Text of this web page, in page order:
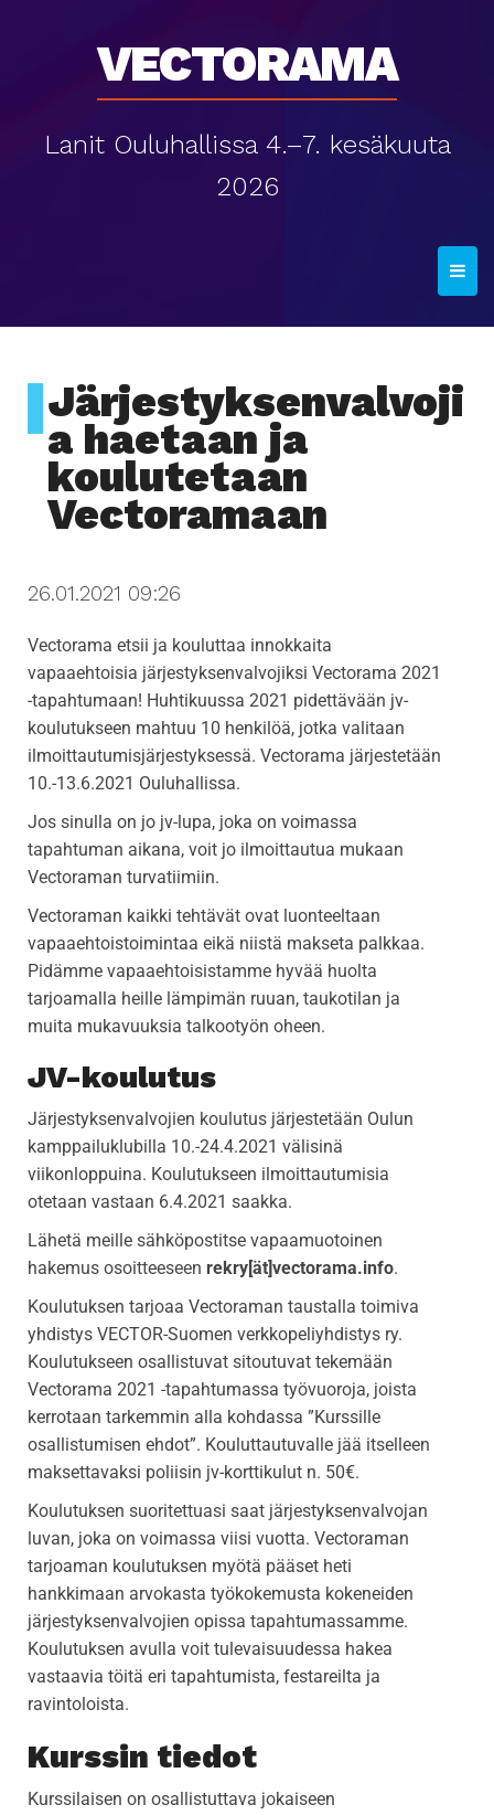
Vectorama
Lanit Ouluhallissa 4.–7. kesäkuuta
2026
T
o
g
l
Järjestyksenvalvoji
a haetaan ja
koulutetaan
Vectoramaan
26.01.2021 09:26
Vectorama etsii ja kouluttaa innokkaita
vapaaehtoisia järjestyksenvalvojiksi Vectorama 2021
-tapahtumaan! Huhtikuussa 2021 pidettävään jv-
koulutukseen mahtuu 10 henkilöä, jotka valitaan
ilmoittautumisjärjestyksessä. Vectorama järjestetään
10.-13.6.2021 Ouluhallissa.
Jos sinulla on jo jv-lupa, joka on voimassa
tapahtuman aikana, voit jo ilmoittautua mukaan
Vectoraman turvatiimiin.
Vectoraman kaikki tehtävät ovat luonteeltaan
vapaaehtoistoimintaa eikä niistä makseta palkkaa.
Pidämme vapaaehtoisistamme hyvää huolta
tarjoamalla heille lämpimän ruuan, taukotilan ja
muita mukavuuksia talkootyön oheen.
JV-koulutus
Järjestyksenvalvojien koulutus järjestetään Oulun
kamppailuklubilla 10.-24.4.2021 välisinä
viikonloppuina. Koulutukseen ilmoittautumisia
otetaan vastaan 6.4.2021 saakka.
Lähetä meille sähköpostitse vapaamuotoinen
hakemus osoitteeseenrekry[ät]vectorama.info.
Koulutuksen tarjoaa Vectoraman taustalla toimiva
yhdistys VECTOR-Suomen verkkopeliyhdistys ry.
Koulutukseen osallistuvat sitoutuvat tekemään
Vectorama 2021 -tapahtumassa työvuoroja, joista
kerrotaan tarkemmin alla kohdassa ”Kurssille
osallistumisen ehdot”. Kouluttautuvalle jää itselleen
maksettavaksi poliisin jv-korttikulut n. 50€.
Koulutuksen suoritettuasi saat järjestyksenvalvojan
luvan, joka on voimassa viisi vuotta. Vectoraman
tarjoaman koulutuksen myötä pääset heti
hankkimaan arvokasta työkokemusta kokeneiden
järjestyksenvalvojien opissa tapahtumassamme.
Koulutuksen avulla voit tulevaisuudessa hakea
vastaavia töitä eri tapahtumista, festareilta ja
ravintoloista.
Kurssin tiedot
Kurssilaisen on osallistuttava jokaiseen